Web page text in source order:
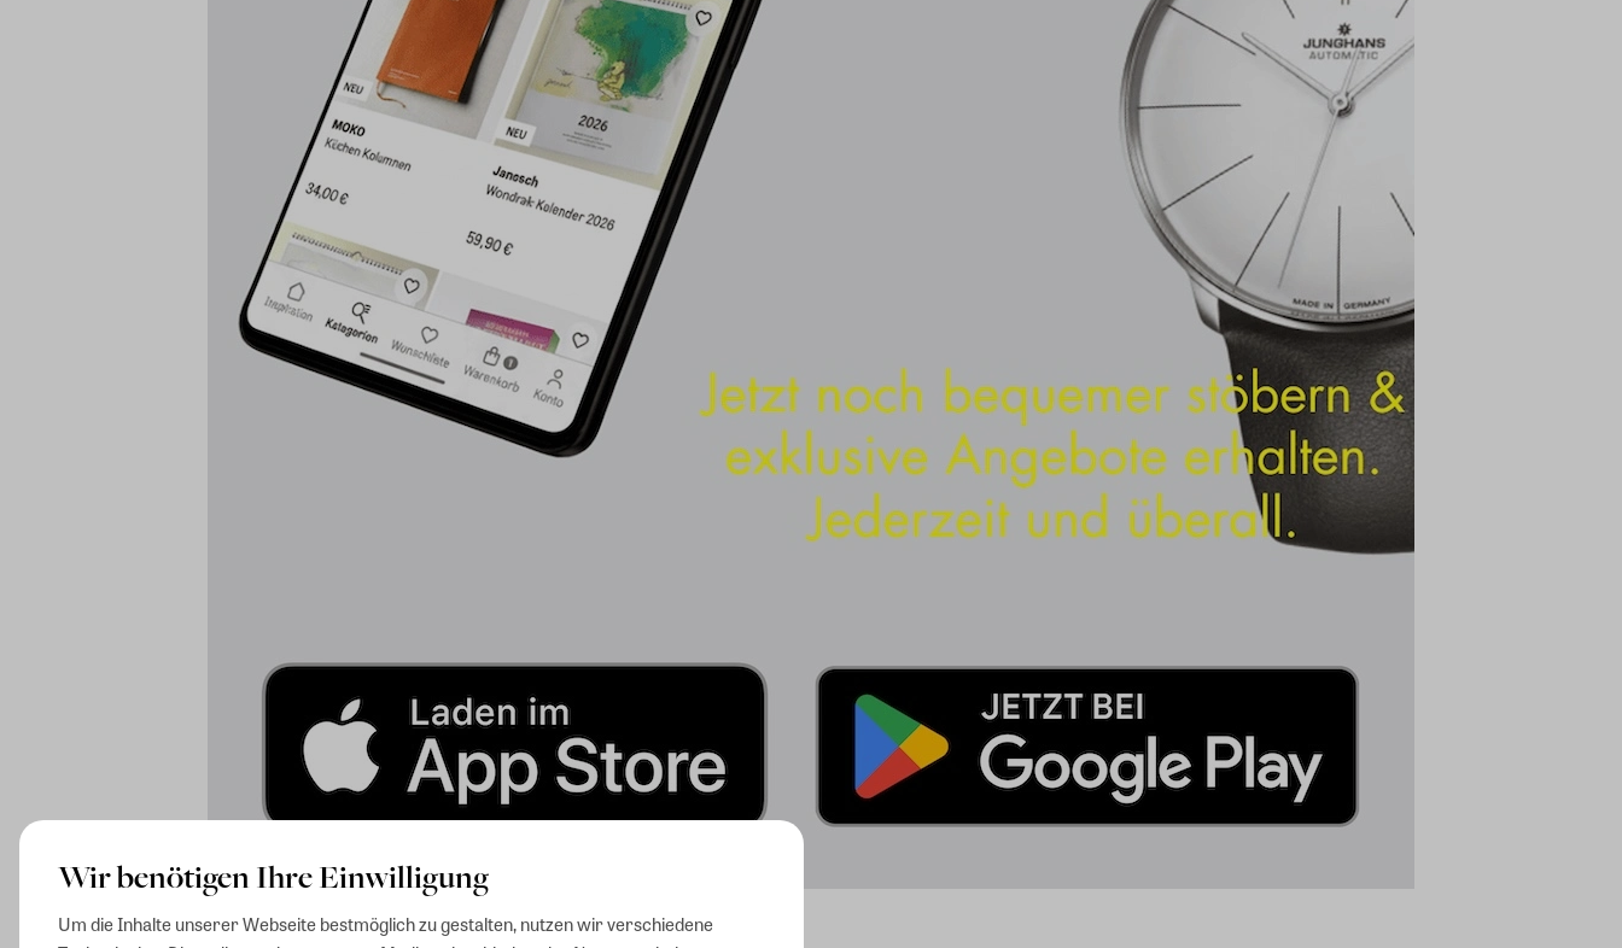
Wir benötigen Ihre Einwilligung
Um die Inhalte unserer Webseite bestmöglich zu gestalten, nutzen wir verschiedene